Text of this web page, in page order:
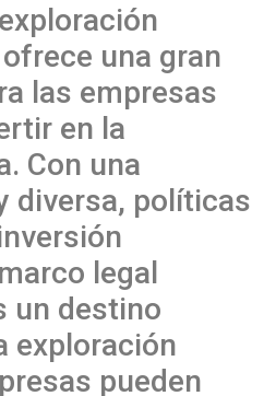
una gran
las empresas
en la
Con una
diversa, políticas
legal
un destino
exploración
pueden